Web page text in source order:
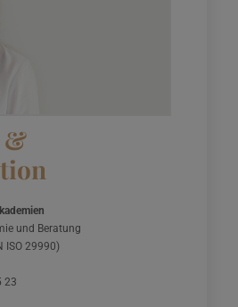
&
und Beratung
ISO 29990)
23